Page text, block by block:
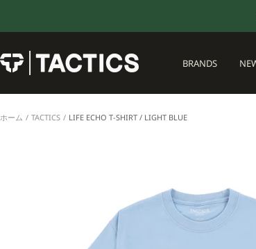
ン
ツ
キ
BRANDS
TACTICS
JAPAN
ホーム TACTICS LIFE ECHO T-SHIRT / LIGHT BLUE